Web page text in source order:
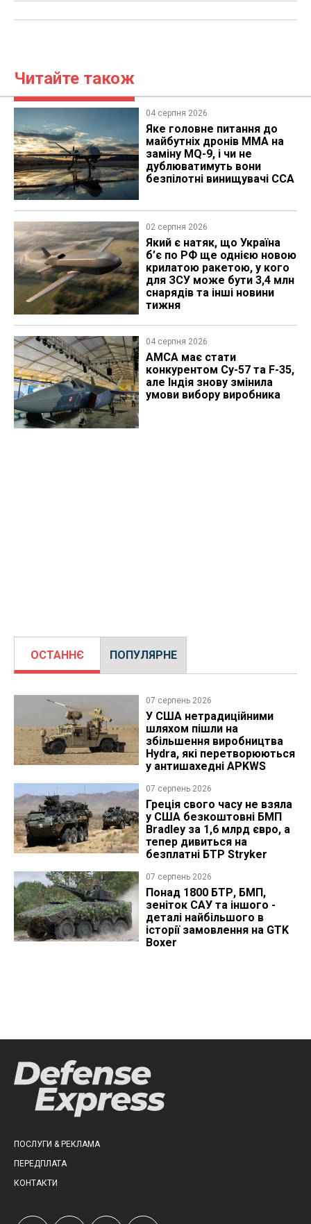
Читайте також
04 серпня 2026
Яке головне питання до
майбутніх дронів MMA на
заміну MQ-9, і чи не
дублюватимуть вони
безпілотні винищувачі CCA
02 серпня 2026
Який є натяк, що Україна
б’є по РФ ще однією новою
крилатою ракетою, у кого
для ЗСУ може бути 3,4 млн
снарядів та інші новини
тижня
04 серпня 2026
AMCA має стати
конкурентом Су-57 та F-35,
але Індія знову змінила
умови вибору виробника
ОСТАННЄ ПОПУЛЯРНЕ
07 серпень 2026
У США нетрадиційними
шляхом пішли на
збільшення виробництва
Hydra, які перетворюються
у антишахедні APKWS
07 серпень 2026
Греція свого часу не взяла
у США безкоштовні БМП
Bradley за 1,6 млрд євро, а
тепер дивиться на
безплатні БТР Stryker
07 серпень 2026
Понад 1800 БТР, БМП,
зеніток САУ та іншого -
деталі найбільшого в
історії замовлення на GTK
Boxer
ПОСЛУГИ & РЕКЛАМА
ПЕРЕДПЛАТА
КОНТАКТИ